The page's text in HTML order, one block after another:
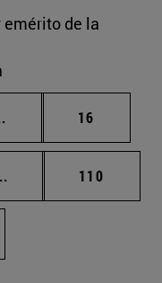
emérito de la
Páginas intermedias
Página
16
Páginas intermedias
Página
110